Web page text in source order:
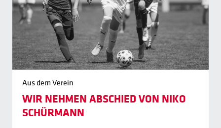
Aus dem Verein
WIR NEHMEN ABSCHIED VON NIKO
SCHÜRMANN